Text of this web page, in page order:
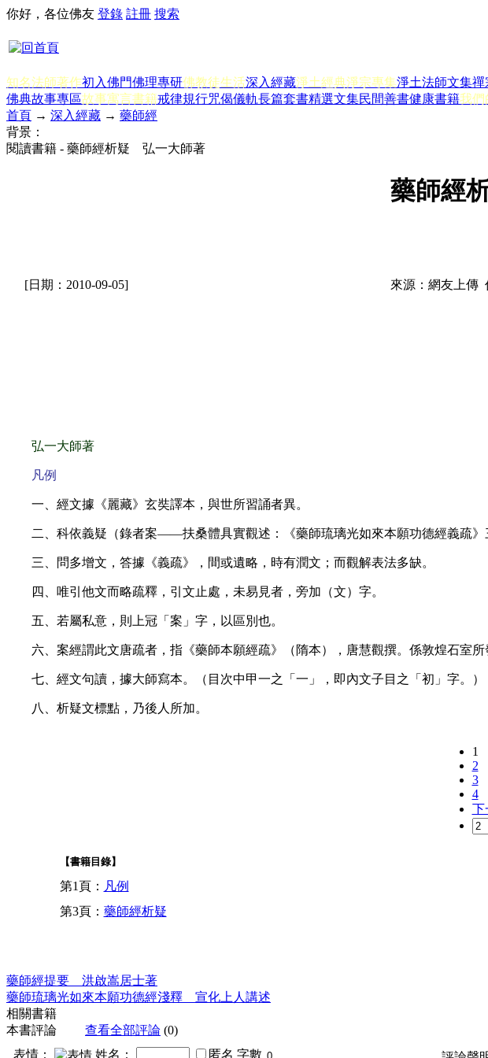
你好，各位佛友 登錄 註冊 搜索
知名法師著作初入佛門佛理專研佛教徒生活深入經藏淨土經典淨宗專集淨土法師文集禪
佛典故事專區故事寓言書籍戒律規行咒偈儀軌長篇套書精選文集民間善書健康書籍我們
首頁 → 深入經藏 → 藥師經
背景：
閱讀書籍 - 藥師經析疑 弘一大師著
藥師經
[日期：2010-09-05] 來源：網友上傳
弘一大師著
凡例
一、經文據《麗藏》玄奘譯本，與世所習誦者異。
二、科依義疑（錄者案——扶桑體具實觀述：《藥師琉璃光如來本願功德經義疏》
三、問多增文，答據《義疏》，間或遺略，時有潤文；而觀解表法多缺。
四、唯引他文而略疏釋，引文止處，未易見者，旁加（文）字。
五、若屬私意，則上冠「案」字，以區別也。
六、案經謂此文唐疏者，指《藥師本願經疏》（隋本），唐慧觀撰。係敦煌石室所
七、經文句讀，據大師寫本。（目次中甲一之「一」，即內文子目之「初」字。）
八、析疑文標點，乃後人所加。
1
2
3
4
下
【書籍目錄】
第1頁： 凡例
第3頁： 藥師經析疑
藥師經提要 洪啟嵩居士著
藥師琉璃光如來本願功德經淺釋 宣化上人講述
相關書籍
本書評論
查看全部評論 (0)
表情：
姓名： 匿名 字數